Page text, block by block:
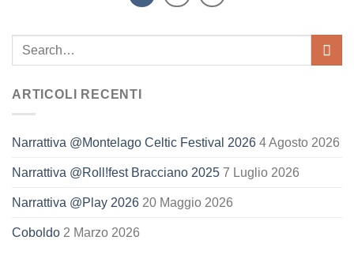
ARTICOLI RECENTI
Narrattiva @Montelago Celtic Festival 2026 4 Agosto 2026
Narrattiva @Roll!fest Bracciano 2025 7 Luglio 2026
Narrattiva @Play 2026 20 Maggio 2026
Coboldo 2 Marzo 2026